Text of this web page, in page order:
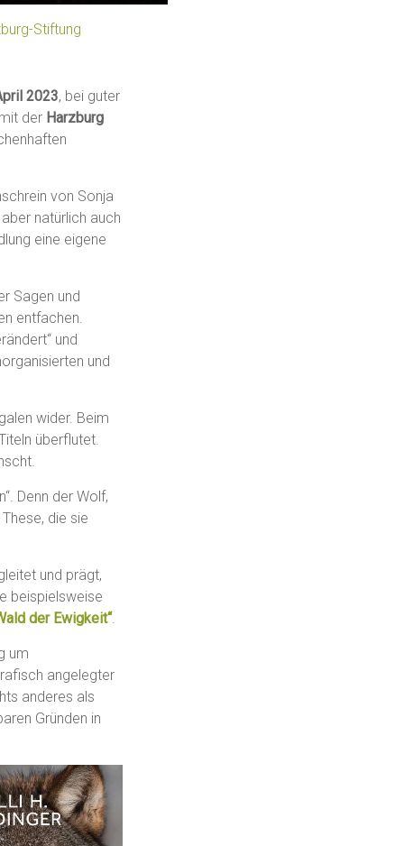
Stiftung
2023, bei guter
der Harzburg
von Sonja
natürlich auch
eine eigene
Sagen und
entfachen.
und
und
wider. Beim
überflutet.
Denn der Wolf,
die sie
und prägt,
beispielsweise
der Ewigkeit“.
um
angelegter
anderes als
Gründen in